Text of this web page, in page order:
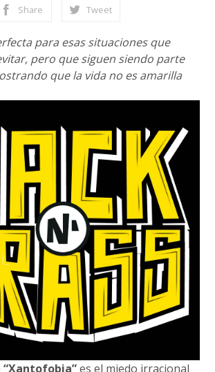
Share Tweet
para esas situaciones que
pero que siguen siendo parte
que la vida no es amarilla
“Xantofobia”es el miedo irracional